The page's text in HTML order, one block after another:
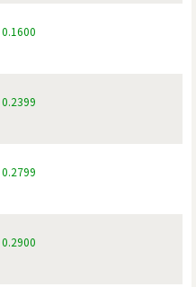
0.1600
0.2399
0.2799
0.2900